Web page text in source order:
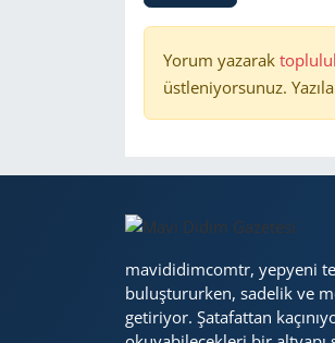
Yorum yazarak
üstleniyorsunuz.
mavididimcomtr, yepyeni
buluştururken, sadelik ve
getiriyor. Şatafattan